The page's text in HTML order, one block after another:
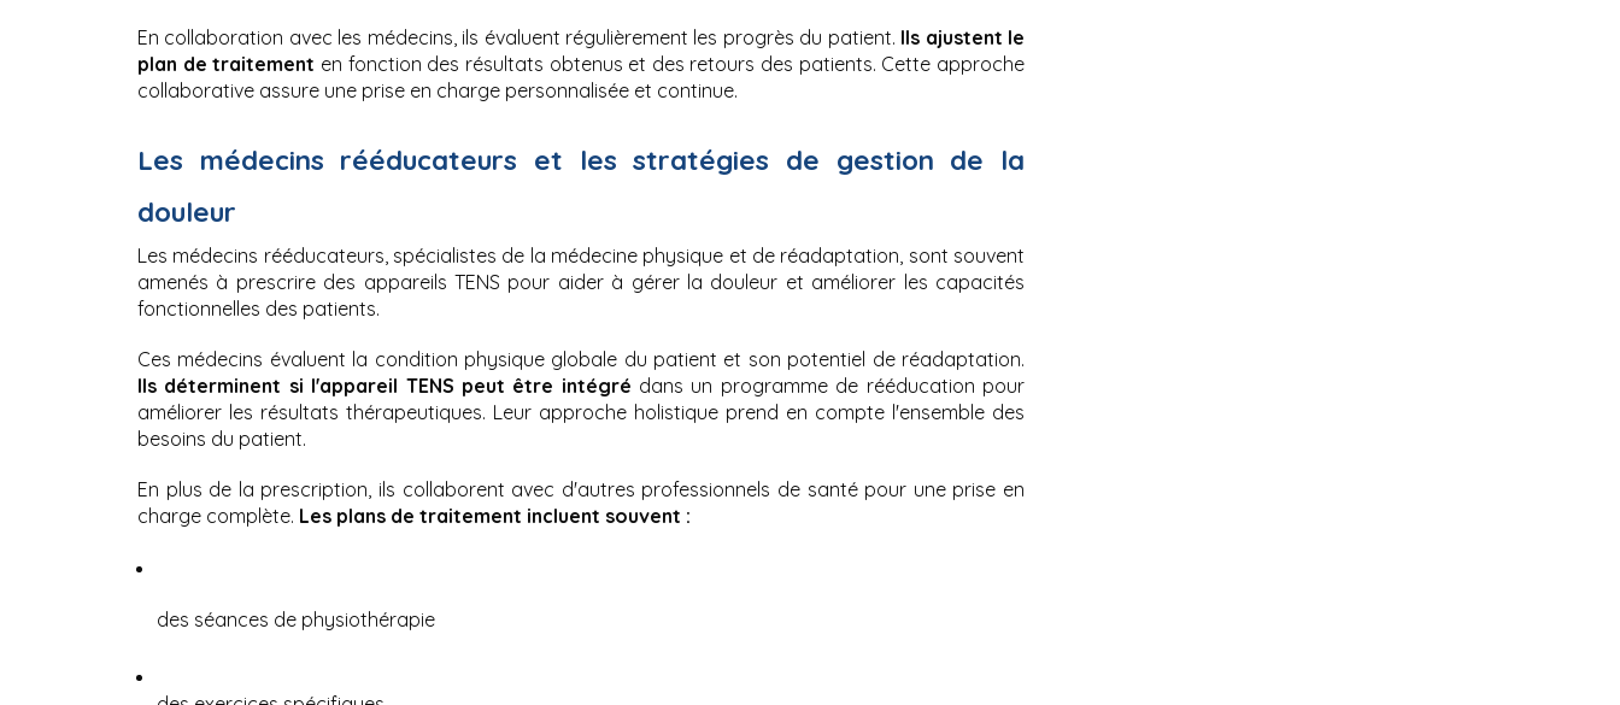
En collaboration avec les médecins, ils évaluent régulièrement les progrès du patient. Ils ajustent le
plan de traitement en fonction des résultats obtenus et des retours des patients. Cette approche
collaborative assure une prise en charge personnalisée et continue.
Les médecins rééducateurs et les stratégies de gestion de la
douleur
Les médecins rééducateurs, spécialistes de la médecine physique et de réadaptation, sont souvent
amenés à prescrire des appareils TENS pour aider à gérer la douleur et améliorer les capacités
fonctionnelles des patients.
Ils déterminent si l'appareil TENS peut être intégré dans un programme de rééducation pour
améliorer les résultats thérapeutiques. Leur approche holistique prend en compte l'ensemble des
besoins du patient.
En plus de la prescription, ils collaborent avec d'autres professionnels de santé pour une prise en
charge complète. Les plans de traitement incluent souvent :
des séances de physiothérapie